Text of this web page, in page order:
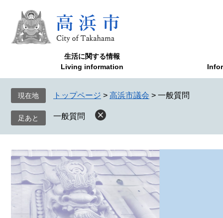
で
ば
へ
生活に関する情報
Living information
現在地 トップページ > 高浜市議会 > 一般質問
一般質問